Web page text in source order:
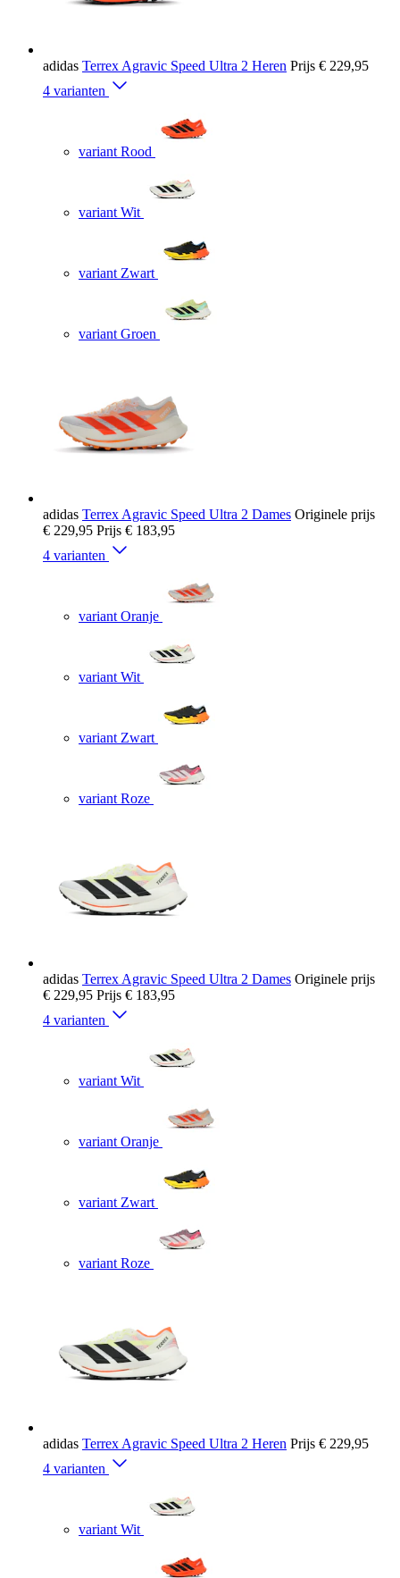
adidas Terrex Agravic Speed Ultra 2 Heren Prijs € 229,95
4 varianten
variant Rood
variant Wit
variant Zwart
variant Groen
adidas Terrex Agravic Speed Ultra 2 Dames Originele prijs
€ 229,95 Prijs € 183,95
4 varianten
variant Oranje
variant Wit
variant Zwart
variant Roze
adidas Terrex Agravic Speed Ultra 2 Dames Originele prijs
€ 229,95 Prijs € 183,95
4 varianten
variant Wit
variant Oranje
variant Zwart
variant Roze
adidas Terrex Agravic Speed Ultra 2 Heren Prijs € 229,95
4 varianten
variant Wit